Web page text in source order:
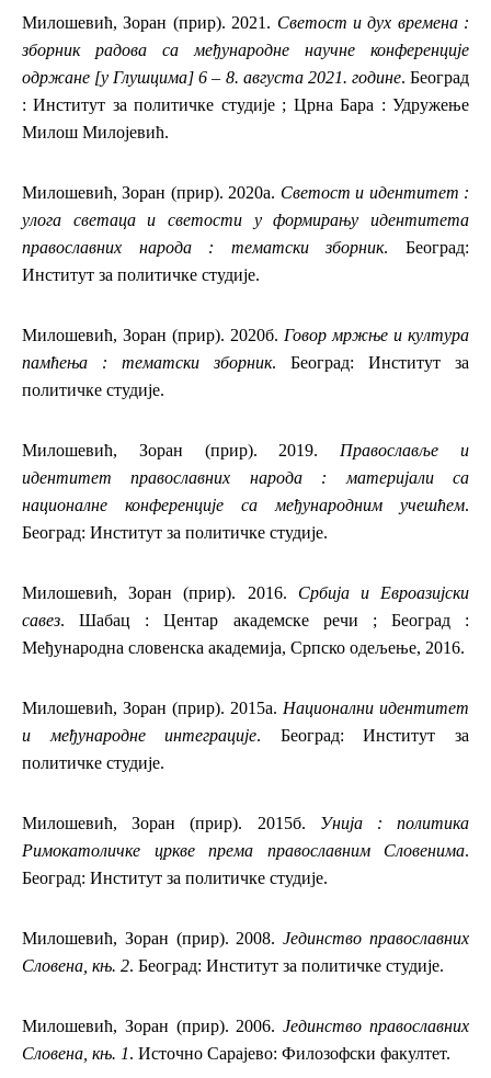
Милошевић, Зоран (прир). 2021. Светост и дух времена :
зборник радова са међународне научне конференције
одржане [у Глушцима] 6 – 8. августа 2021. године. Београд
: Институт за политичке студије ; Црна Бара : Удружење
Милош Милојевић.
Милошевић, Зоран (прир). 2020а. Светост и идентитет :
улога светаца и светости у формирању идентитета
православних народа : тематски зборник. Београд:
Институт за политичке студије.
Милошевић, Зоран (прир). 2020б. Говор мржње и култура
памћења : тематски зборник. Београд: Институт за
политичке студије.
Милошевић, Зоран (прир). 2019. Православље и
идентитет православних народа : материјали са
националне конференције са међународним учешћем.
Београд: Институт за политичке студије.
Милошевић, Зоран (прир). 2016. Србија и Евроазијски
савез. Шабац : Центар академске речи ; Београд :
Међународна словенска академија, Српско одељење, 2016.
Милошевић, Зоран (прир). 2015а. Национални идентитет
и међународне интеграције. Београд: Институт за
политичке студије.
Милошевић, Зоран (прир). 2015б. Унија : политика
Римокатоличке цркве према православним Словенима.
Београд: Институт за политичке студије.
Милошевић, Зоран (прир). 2008.Јединство православних
Словена, књ. 2. Београд: Институт за политичке студије.
Милошевић, Зоран (прир). 2006.Јединство православних
Словена, књ. 1. Источно Сарајево: Филозофски факултет.